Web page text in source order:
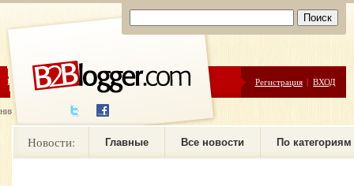
ЦЕНЫ ПОМОЩЬ Регистрация | ВХОД
новостей
Новости: Главные Все новости По категориям